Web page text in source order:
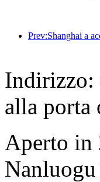
Indirizzo:
alla porta
Aperto in